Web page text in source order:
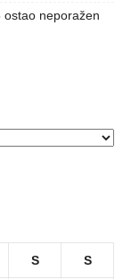
ostao neporažen
S S